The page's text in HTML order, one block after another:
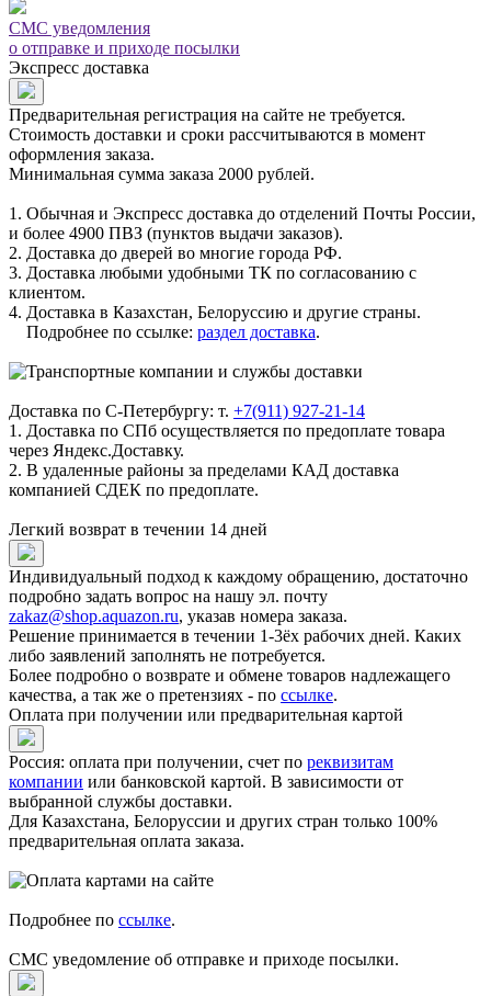
СМС уведомления
о отправке и приходе посылки
Экспресс доставка
Предварительная регистрация на сайте не требуется.
Стоимость доставки и сроки рассчитываются в момент
оформления заказа.
Минимальная сумма заказа 2000 рублей.
1. Обычная и Экспресс доставка до отделений Почты России,
и более 4900 ПВЗ (пунктов выдачи заказов).
2. Доставка до дверей во многие города РФ.
3. Доставка любыми удобными ТК по согласованию с
клиентом.
4. Доставка в Казахстан, Белоруссию и другие страны.
Подробнее по ссылке: раздел доставка.
Доставка по С-Петербургу: т. +7(911) 927-21-14
1. Доставка по СПб осуществляется по предоплате товара
через Яндекс.Доставку.
2. В удаленные районы за пределами КАД доставка
компанией СДЕК по предоплате.
Легкий возврат в течении 14 дней
Индивидуальный подход к каждому обращению, достаточно
подробно задать вопрос на нашу эл. почту
zakaz@shop.aquazon.ru, указав номера заказа.
Решение принимается в течении 1-3ёх рабочих дней. Каких
либо заявлений заполнять не потребуется.
Более подробно о возврате и обмене товаров надлежащего
качества, а так же о претензиях - по ссылке.
Оплата при получении или предварительная картой
Россия: оплата при получении, счет по реквизитам
компании или банковской картой. В зависимости от
выбранной службы доставки.
Для Казахстана, Белоруссии и других стран только 100%
предварительная оплата заказа.
Подробнее по ссылке.
СМС уведомление об отправке и приходе посылки.